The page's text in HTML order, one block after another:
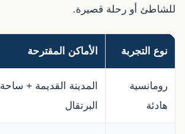
للشاطئ أو رحلة قصيرة.
نوع التجربة الأماكن المقترحة
رومانسية
هادئة
المدينة القديمة + ساحة
البرتقال